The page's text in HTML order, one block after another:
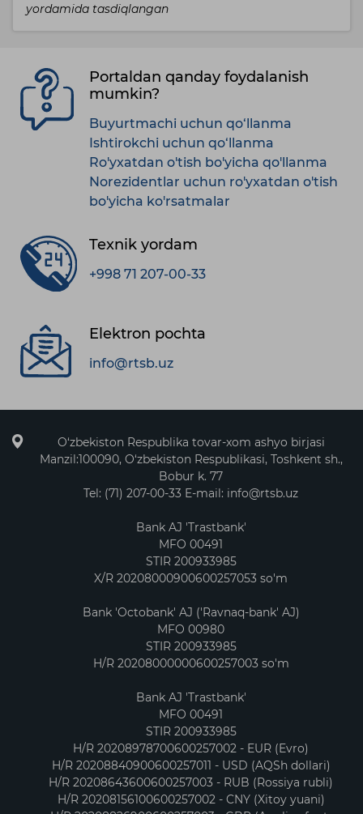
yordamida tasdiqlangan
Portaldan qanday foydalanish
mumkin?
Buyurtmachi uchun qo‘llanma
Ishtirokchi uchun qo‘llanma
Ro'yxatdan o'tish bo'yicha qo'llanma
Norezidentlar uchun ro'yxatdan o'tish
bo'yicha ko'rsatmalar
Texnik yordam
+998 71 207-00-33
Elektron pochta
info@rtsb.uz
O‘zbekiston Respublika tovar-xom ashyo birjasi
Manzil:100090, O‘zbekiston Respublikasi, Toshkent sh.,
Bobur k. 77
Tel: (71) 207-00-33 E-mail: info@rtsb.uz
Bank AJ 'Trastbank'
MFO 00491
STIR 200933985
X/R 20208000900600257053 so'm
Bank 'Octobank' AJ ('Ravnaq-bank' AJ)
MFO 00980
STIR 200933985
H/R 20208000000600257003 so'm
Bank AJ 'Trastbank'
MFO 00491
STIR 200933985
H/R 20208978700600257002 - EUR (Evro)
H/R 20208840900600257011 - USD (AQSh dollari)
H/R 20208643600600257003 - RUB (Rossiya rubli)
H/R 20208156100600257002 - CNY (Xitoy yuani)